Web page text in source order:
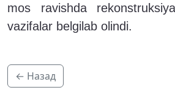
mos ravishda
vazifalar belgilab olindi.
← Назад